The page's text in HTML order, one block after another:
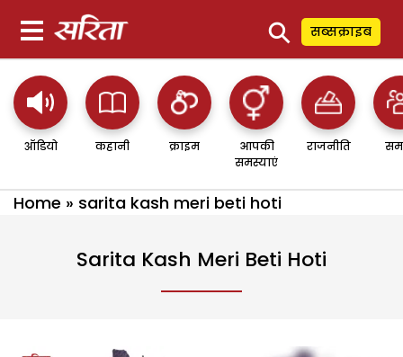
⚲ सब्सक्राइब
ऑडियो कहानी क्राइम
आपकी
समस्याएं
राजनीति
Home » sarita kash meri beti hoti
Sarita Kash Meri Beti Hoti